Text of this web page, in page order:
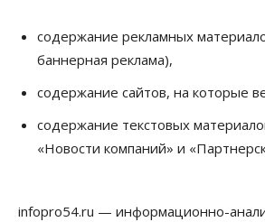
заключили под стражу
07 Августа 2026, 10:15
Общество
Новосибирской области, но
07 Августа 2026, 10:00
выстраивают системы защиты от
содержание рекламных
баннерная реклама),
содержание сайтов, на которые
содержание текстовых
«Новости компаний» и
infopro54.ru — информационно-